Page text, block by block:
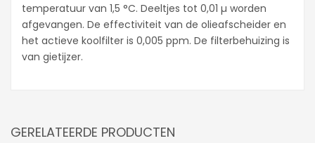
temperatuur van 1,5 °C. Deeltjes tot 0,01 µ worden
afgevangen. De effectiviteit van de olieafscheider en
het actieve koolfilter is 0,005 ppm. De filterbehuizing is
van gietijzer.
GERELATEERDE PRODUCTEN